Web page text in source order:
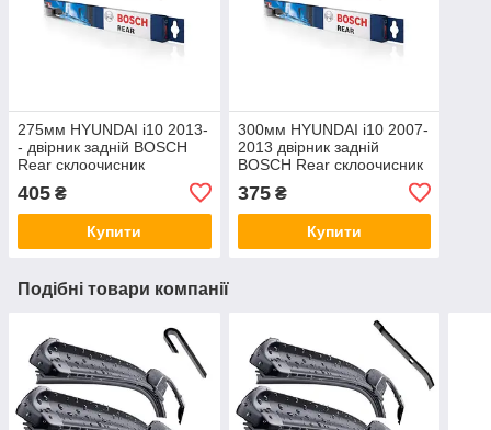
275мм HYUNDAI i10 2013-
- двірник задній BOSCH
Rear склоочисник
405 ₴
Купити
300мм HYUNDAI i10 2007-
2013 двірник задній
BOSCH Rear склоочисник
375₴
Купити
Подібні товари компанії